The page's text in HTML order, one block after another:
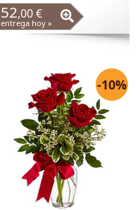
52,00 €
entrega hoy »
-10%